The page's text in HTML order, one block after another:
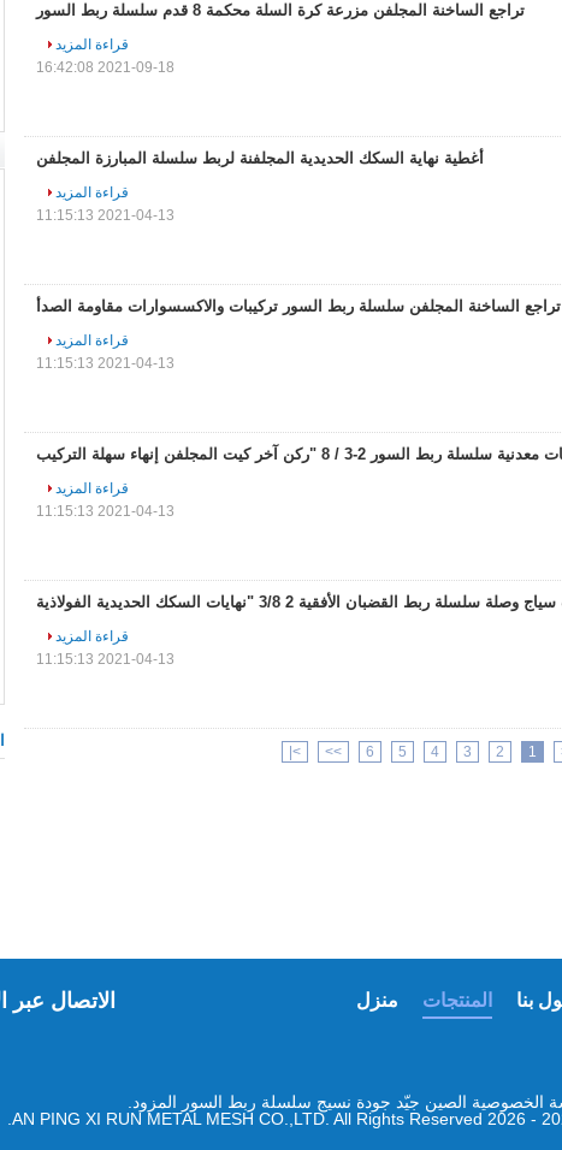
تراجع الساخنة المجلفن مزرعة كرة السلة محكمة 8 قدم سلسلة ربط السور
قراءة المزيد
2021-09-18 16:42:08
أغطية نهاية السكك الحديدية المجلفنة لربط سلسلة المبارزة المجلفن
قراءة المزيد
2021-04-13 11:15:13
تراجع الساخنة المجلفن سلسلة ربط السور تركيبات والاكسسوارات مقاومة الصدأ
قراءة المزيد
2021-04-13 11:15:13
سلسلة ربط السور 2-3 / 8 "ركن آخر كيت المجلفن إنهاء سهلة التركيب
قراءة المزيد
2021-04-13 11:15:13
سلسلة ربط القضبان الأفقية 2 3/8 "نهايات السكك الحديدية الفولاذية
قراءة المزيد
2021-04-13 11:15:13
1
2
3
4
5
6
>>
>|
الاتصال عبر بنا المنتجات منزل
الخصوصية الصين جيّد جودة نسيج سلسلة ربط السور المزود.